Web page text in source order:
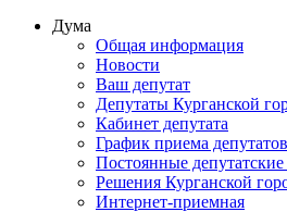
Дума
Общая информация
Новости
Ваш депутат
Депутаты Курганской
Кабинет депутата
График приема депутатов
Постоянные
Решения Курганской
Интернет-приемная